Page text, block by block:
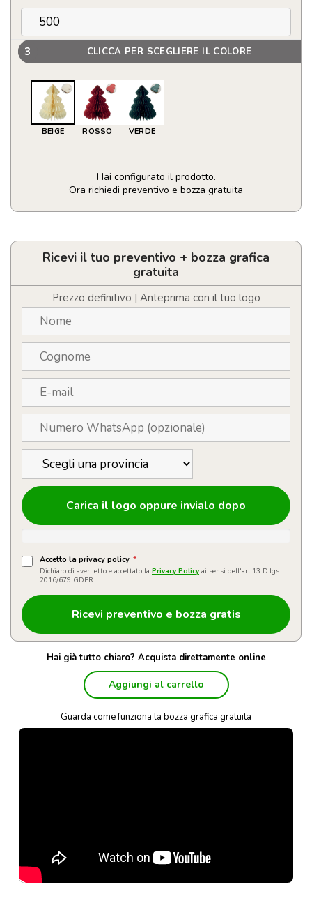
3 CLICCA PER SCEGLIERE IL COLORE
BEIGE ROSSO VERDE
Hai configurato il prodotto.
Ora richiedi preventivo e bozza gratuita
Decorazione
di
Natale
personalizzabile
con
quantità
Ricevi il tuo preventivo + bozza grafica
gratuita
Prezzo definitivo | Anteprima con il tuo logo
Carica il logo oppure invialo dopo
Accetto la privacy policy *
Dichiaro di aver letto e accettato la Privacy Policy ai sensi dell'art.13 D.lgs
2016/679 GDPR
Hai già tutto chiaro? Acquista direttamente online
Aggiungi al carrello
Guarda come funziona la bozza grafica gratuita